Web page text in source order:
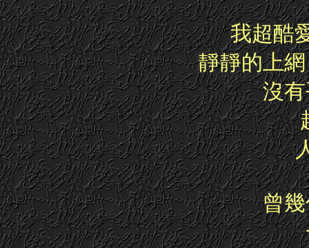
我超酷
靜靜的上
沒
曾